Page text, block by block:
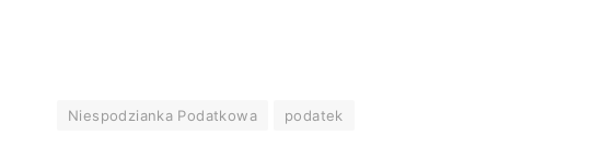
Niespodzianka Podatkowa podatek